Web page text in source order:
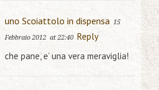
uno Scoiattolo in dispensa 15
Febbraio 2012 at 22:40 Reply
che pane, e’ una vera meraviglia!